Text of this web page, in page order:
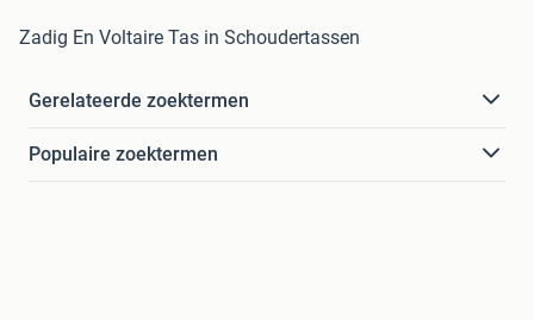
Zadig En Voltaire Tas in Schoudertassen
Gerelateerde zoektermen
Populaire zoektermen